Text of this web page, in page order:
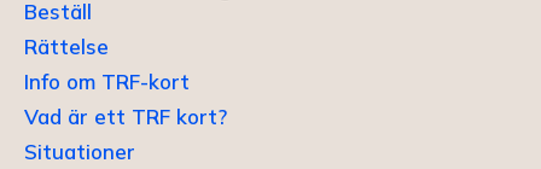
Beställ
Rättelse
Info om TRF-kort
Vad är ett TRF kort?
Situationer